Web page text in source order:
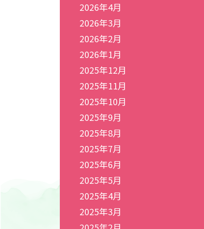
2026年4月
2026年3月
2026年2月
2026年1月
2025年12月
2025年11月
2025年10月
2025年9月
2025年8月
2025年7月
2025年6月
2025年5月
2025年4月
2025年3月